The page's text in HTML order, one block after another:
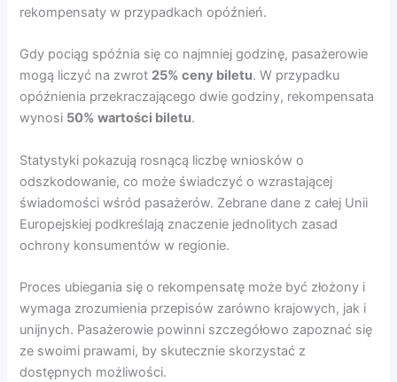
rekompensaty w przypadkach opóźnień.
Gdy pociąg spóźnia się co najmniej godzinę, pasażerowie
mogą liczyć na zwrot 25% ceny biletu. W przypadku
opóźnienia przekraczającego dwie godziny, rekompensata
wynosi 50% wartości biletu.
Statystyki pokazują rosnącą liczbę wniosków o
odszkodowanie, co może świadczyć o wzrastającej
świadomości wśród pasażerów. Zebrane dane z całej Unii
Europejskiej podkreślają znaczenie jednolitych zasad
ochrony konsumentów w regionie.
Proces ubiegania się o rekompensatę może być złożony i
wymaga zrozumienia przepisów zarówno krajowych, jak i
unijnych. Pasażerowie powinni szczegółowo zapoznać się
ze swoimi prawami, by skutecznie skorzystać z
dostępnych możliwości.